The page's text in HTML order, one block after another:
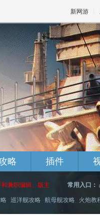
新网游
略 插件
兼职编辑、版主 常用入口：
巡洋舰攻略 航母舰攻略 火炮教